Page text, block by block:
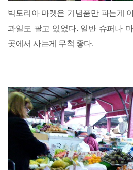
빅토리아 마켓은 기념품만 파는게
과일도 팔고 있었다. 일반 슈퍼나
곳에서 사는게 무척 좋다.